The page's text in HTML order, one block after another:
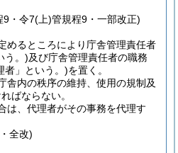
・令7(上)管規程9・一部改正)
めるところにより庁舎管理責任者
う。)及び庁舎管理責任者の職務
者」という。)を置く。
舎内の秩序の維持、使用の規制及
ばならない。
は、代理者がその事務を代理す
全改)